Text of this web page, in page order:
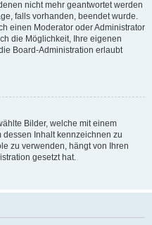
nicht mehr geantwortet werden
falls vorhanden, beendet wurde.
einen Moderator oder Administrator
die Möglichkeit, Ihre eigenen
Board-Administration erlaubt
Bilder, welche mit einem
Inhalt kennzeichnen zu
zu verwenden, hängt von Ihren
gesetzt hat.